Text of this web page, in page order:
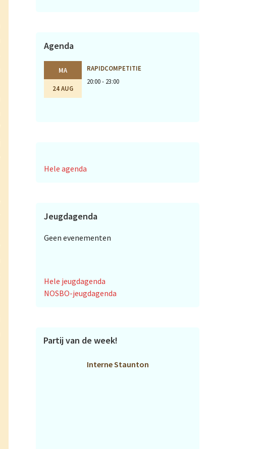
Agenda
MA
24 AUG
RAPIDCOMPETITIE
20:00 - 23:00
Hele agenda
Jeugdagenda
Geen evenementen
Hele jeugdagenda
NOSBO-jeugdagenda
Partij van de week!
Interne Staunton